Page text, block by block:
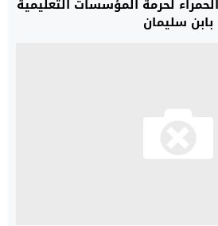
لحرمة المؤسسات التعليمية
بابن سليمان